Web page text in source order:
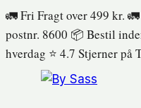
Fortsæt
til
indhold
🚛 Fri Fragt over 499 kr.
postnr. 8600 📦 Bestil
hverdag ⭐️ 4.7 Stjerner på